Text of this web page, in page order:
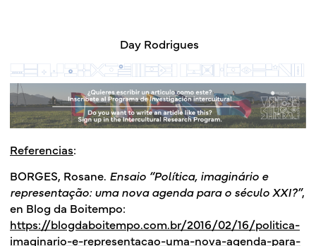
Day Rodrigues
Referencias:
BORGES, Rosane. Ensaio “Política, imaginário e
representação: uma nova agenda para o século XXI?”,
en Blog da Boitempo:
https://blogdaboitempo.com.br/2016/02/16/politica-
imaginario-e-representacao-uma-nova-agenda-para-